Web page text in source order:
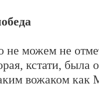
можем не
кстати, была
вожаком